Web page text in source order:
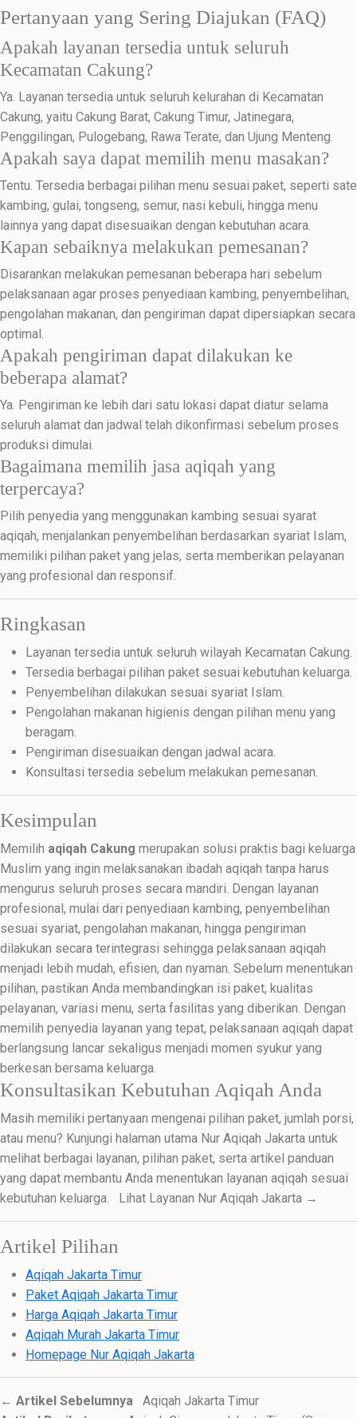
Pertanyaan yang Sering Diajukan (FAQ)
Apakah layanan tersedia untuk seluruh
Kecamatan Cakung?
Ya. Layanan tersedia untuk seluruh kelurahan di Kecamatan
Cakung, yaitu Cakung Barat, Cakung Timur, Jatinegara,
Penggilingan, Pulogebang, Rawa Terate, dan Ujung Menteng.
Apakah saya dapat memilih menu masakan?
Tentu. Tersedia berbagai pilihan menu sesuai paket, seperti sate
kambing, gulai, tongseng, semur, nasi kebuli, hingga menu
lainnya yang dapat disesuaikan dengan kebutuhan acara.
Kapan sebaiknya melakukan pemesanan?
Disarankan melakukan pemesanan beberapa hari sebelum
pelaksanaan agar proses penyediaan kambing, penyembelihan,
pengolahan makanan, dan pengiriman dapat dipersiapkan secara
optimal.
Apakah pengiriman dapat dilakukan ke
beberapa alamat?
Ya. Pengiriman ke lebih dari satu lokasi dapat diatur selama
seluruh alamat dan jadwal telah dikonfirmasi sebelum proses
produksi dimulai.
Bagaimana memilih jasa aqiqah yang
terpercaya?
Pilih penyedia yang menggunakan kambing sesuai syarat
aqiqah, menjalankan penyembelihan berdasarkan syariat Islam,
memiliki pilihan paket yang jelas, serta memberikan pelayanan
yang profesional dan responsif.
Ringkasan
Layanan tersedia untuk seluruh wilayah Kecamatan Cakung.
Tersedia berbagai pilihan paket sesuai kebutuhan keluarga.
Penyembelihan dilakukan sesuai syariat Islam.
Pengolahan makanan higienis dengan pilihan menu yang
beragam.
Pengiriman disesuaikan dengan jadwal acara.
Konsultasi tersedia sebelum melakukan pemesanan.
Kesimpulan
Memilih aqiqah Cakung merupakan solusi praktis bagi keluarga
Muslim yang ingin melaksanakan ibadah aqiqah tanpa harus
mengurus seluruh proses secara mandiri. Dengan layanan
profesional, mulai dari penyediaan kambing, penyembelihan
sesuai syariat, pengolahan makanan, hingga pengiriman
dilakukan secara terintegrasi sehingga pelaksanaan aqiqah
menjadi lebih mudah, efisien, dan nyaman. Sebelum menentukan
pilihan, pastikan Anda membandingkan isi paket, kualitas
pelayanan, variasi menu, serta fasilitas yang diberikan. Dengan
memilih penyedia layanan yang tepat, pelaksanaan aqiqah dapat
berlangsung lancar sekaligus menjadi momen syukur yang
berkesan bersama keluarga.
Konsultasikan Kebutuhan Aqiqah Anda
Masih memiliki pertanyaan mengenai pilihan paket, jumlah porsi,
atau menu? Kunjungi halaman utama Nur Aqiqah Jakarta untuk
melihat berbagai layanan, pilihan paket, serta artikel panduan
yang dapat membantu Anda menentukan layanan aqiqah sesuai
kebutuhan keluarga. Lihat Layanan Nur Aqiqah Jakarta →
Artikel Pilihan
Aqiqah Jakarta Timur
Paket Aqiqah Jakarta Timur
Harga Aqiqah Jakarta Timur
Aqiqah Murah Jakarta Timur
Homepage Nur Aqiqah Jakarta
← Artikel Sebelumnya Aqiqah Jakarta Timur